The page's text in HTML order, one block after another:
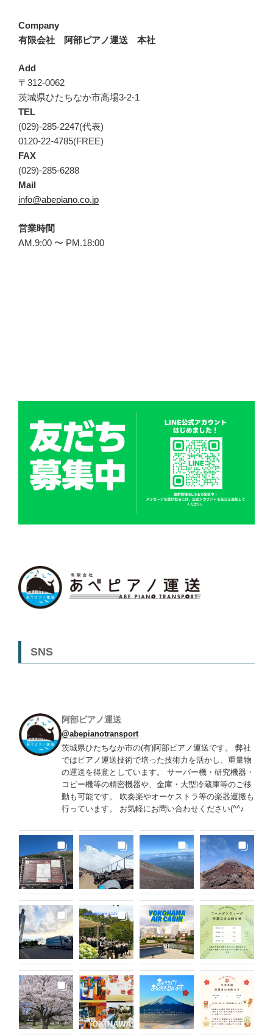
Company
有限会社 阿部ピアノ運送 本社
Add
〒312-0062
茨城県ひたちなか市高場3-2-1
TEL
(029)-285-2247(代表)
0120-22-4785(FREE)
FAX
(029)-285-6288
Mail
info@abepiano.co.jp
営業時間
AM.9:00 〜 PM.18:00
SNS
阿部ピアノ運送
@abepianotransport
茨城県ひたちなか市の(有)阿部ピアノ運送です。 弊社
ではピアノ運送技術で培った技術力を活かし、重量物
の運送を得意としています。 サーバー機・研究機器・
コピー機等の精密機器や、金庫・大型冷蔵庫等のご移
動も可能です。 吹奏楽やオーケストラ等の楽器運搬も
行っています。 お気軽にお問い合わせください(^^♪